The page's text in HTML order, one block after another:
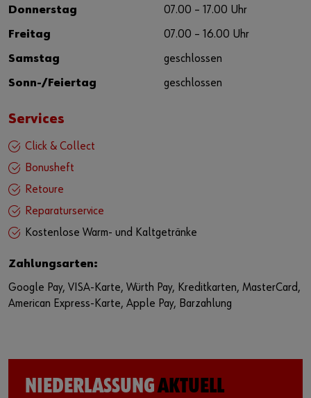
Donnerstag 07.00 – 17.00 Uhr
Freitag 07.00 – 16.00 Uhr
Samstag geschlossen
Sonn-/Feiertag geschlossen
Services
Click & Collect
Bonusheft
Retoure
Reparaturservice
Kostenlose Warm- und Kaltgetränke
Zahlungsarten:
Google Pay, VISA-Karte, Würth Pay, Kreditkarten, MasterCard,
American Express-Karte, Apple Pay, Barzahlung
NIEDERLASSUNGAKTUELL